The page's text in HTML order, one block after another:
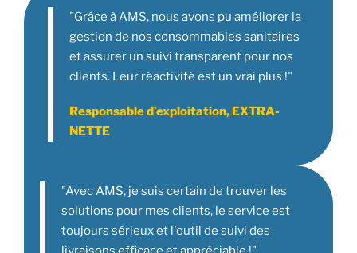
"Grâce à AMS, nous avons pu améliorer la
gestion de nos consommables sanitaires
et assurer un suivi transparent pour nos
clients. Leur réactivité est un vrai plus !"
Responsable d’exploitation, EXTRA-
NETTE
"Avec AMS, je suis certain de trouver les
solutions pour mes clients, le service est
toujours sérieux et l'outil de suivi des